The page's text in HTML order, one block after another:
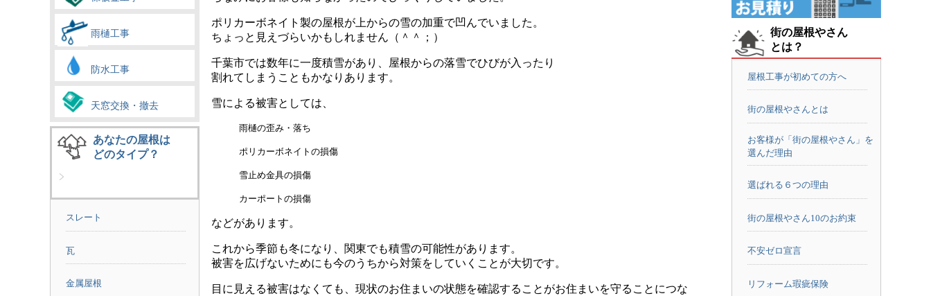
雨樋工事
防水工事
天窓交換・撤去
あなたの屋根は
どのタイプ？
スレート
瓦
金属屋根
ポリカーボネイト製の屋根が上からの雪の加重で凹んでいました。
ちょっと見えづらいかもしれません（＾＾；）
千葉市では数年に一度積雪があり、屋根からの落雪でひびが入ったり
割れてしまうこともかなりあります。
雪による被害としては、
雨樋の歪み・落ち
ポリカーボネイトの損傷
雪止め金具の損傷
カーポートの損傷
などがあります。
これから季節も冬になり、関東でも積雪の可能性があります。
被害を広げないためにも今のうちから対策をしていくことが大切です。
目に見える被害はなくても、現状のお住まいの状態を確認することがお住まいを守ることにつな
街の屋根やさん
とは？
屋根工事が初めての方へ
街の屋根やさんとは
お客様が「街の屋根やさん」を
選んだ理由
選ばれる６つの理由
街の屋根やさん10のお約束
不安ゼロ宣言
リフォーム瑕疵保険